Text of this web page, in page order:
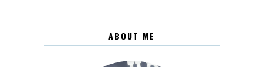
ABOUT ME